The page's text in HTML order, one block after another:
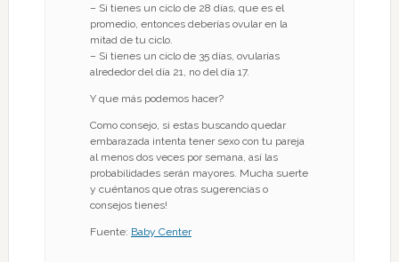
– Si tienes un ciclo de 28 días, que es el
promedio, entonces deberías ovular en la
mitad de tu ciclo.
– Si tienes un ciclo de 35 días, ovularías
alrededor del día 21, no del día 17.
Y que más podemos hacer?
Como consejo, si estas buscando quedar
embarazada intenta tener sexo con tu pareja
al menos dos veces por semana, así las
probabilidades serán mayores. Mucha suerte
y cuéntanos que otras sugerencias o
consejos tienes!
Fuente: Baby Center